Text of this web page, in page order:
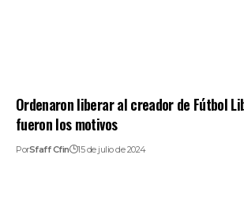
Ordenaron liberar al creador de Fútbol
fueron los motivos
PorSfaff Cfin 15 de julio de 2024